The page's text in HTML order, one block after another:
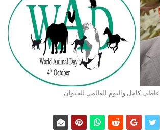
كامل واليوم العالمي للحيوان